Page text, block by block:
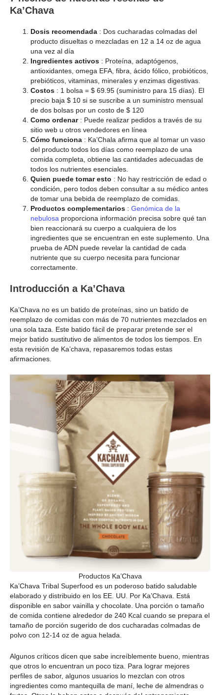
Ka’Chava
Dosis recomendada : Dos cucharadas colmadas del
producto disueltas o mezcladas en 12 a 14 oz de agua
una vez al día
Ingredientes activos : Proteína, adaptógenos,
antioxidantes, omega EFA, fibra, ácido fólico, probióticos,
prebióticos, vitaminas, minerales y enzimas digestivas.
Costos : 1 bolsa = $ 69.95 (suministro para 15 días). El
precio baja $ 10 si se suscribe a un suministro mensual
de dos bolsas por un costo de $ 120
Como ordenar: Puede realizar pedidos a través de su
sitio web u otros vendedores en línea
Cómo funciona : Ka’Chala afirma que al tomar un vaso
del producto todos los días como reemplazo de una
comida completa, obtiene las cantidades adecuadas de
todos los nutrientes esenciales.
Quien puede tomar esto : No hay restricción de edad o
condición, pero todos deben consultar a su médico antes
de tomar una bebida de reemplazo de comidas.
Productos complementarios : Genómica de la
nebulosa proporciona información precisa sobre qué tan
bien reaccionará su cuerpo a cualquiera de los
ingredientes que se encuentran en este suplemento. Una
prueba de ADN puede revelar la cantidad de cada
nutriente que su cuerpo necesita para funcionar
correctamente.
Introducción a Ka’Chava
Ka’Chava no es un batido de proteínas, sino un batido de
reemplazo de comidas con más de 70 nutrientes mezclados en
una sola taza. Este batido fácil de preparar pretende ser el
mejor batido sustitutivo de alimentos de todos los tiempos. En
esta revisión de Ka’chava, repasaremos todas estas
afirmaciones.
Productos Ka’Chava
Ka’Chava Tribal Superfood es un poderoso batido saludable
elaborado y distribuido en los EE. UU. Por Ka’Chava. Está
disponible en sabor vainilla y chocolate. Una porción o tamaño
de comida contiene alrededor de 240 Kcal cuando se prepara el
tamaño de porción sugerido de dos cucharadas colmadas de
polvo con 12-14 oz de agua helada.
Algunos críticos dicen que sabe increíblemente bueno, mientras
que otros lo encuentran un poco tiza. Para lograr mejores
perfiles de sabor, algunos usuarios lo mezclan con otros
ingredientes como mantequilla de maní, leche de almendras o